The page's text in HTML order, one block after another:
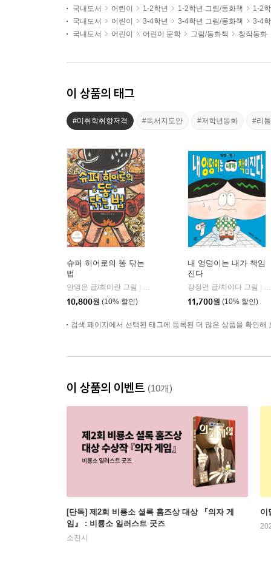
국내도서 어린이 1-2학년 1-2학년 그림/동화책
1-2
국내도서
어린이 3-4학년 3-4학년 그림/동화책
3-4
국내도서
어린이 어린이 문학 그림/동화책 창작동화
이 상품의 태그
#미취학취향저격 #독서지도안 #저학년동화 #리
슈퍼 히어로의 똥 닦는
법
안영은 글/최미란 그림
책읽는곰
10,800원 (10% 할인)
내 엉덩이는 내가 책임
진다
강정연 글/차야다 그림
11,700원 (10% 할인)
검색 페이지에서 선택된 태그에 등록된 더 많은 상품을 확인해
이 상품의 이벤트 (10개)
[단독] 제2회 비룡소 셜록 홈즈상 대상 『의자 게
임』 : 비룡소 일러스트 굿즈
소진시
이